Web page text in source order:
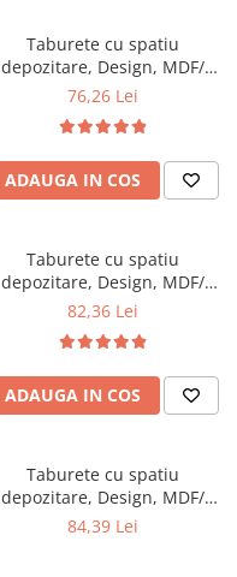
Taburete cu spatiu
depozitare, Design, MDF/
Piele ecologica, 100 kg, 38 x
76,26 Lei
ADAUGA IN COS
Taburete cu spatiu
depozitare, Design, MDF/
Piele ecologica, 100 kg, 38 x
82,36 Lei
ADAUGA IN COS
Taburete cu spatiu
depozitare, Design, MDF/
Piele ecologica, 100 kg, 38 x
84,39 Lei